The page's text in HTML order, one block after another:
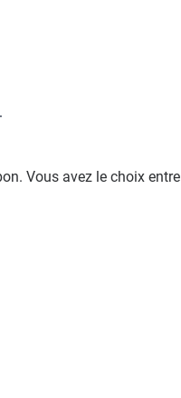
Vous avez le choix entre